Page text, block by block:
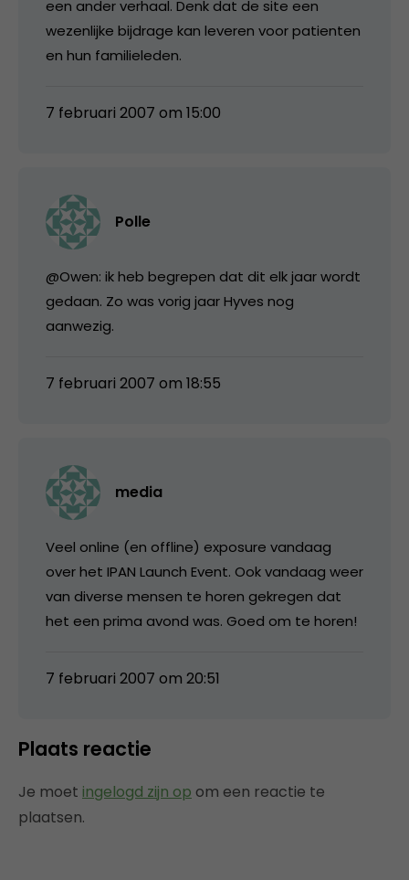
een ander verhaal. Denk dat de site een
wezenlijke bijdrage kan leveren voor patienten
en hun familieleden.
7 februari 2007 om 15:00
Polle
@Owen: ik heb begrepen dat dit elk jaar wordt
gedaan. Zo was vorig jaar Hyves nog
aanwezig.
7 februari 2007 om 18:55
media
Veel online (en offline) exposure vandaag
over het IPAN Launch Event. Ook vandaag weer
van diverse mensen te horen gekregen dat
het een prima avond was. Goed om te horen!
7 februari 2007 om 20:51
Plaats reactie
Je moet ingelogd zijn op om een reactie te
plaatsen.